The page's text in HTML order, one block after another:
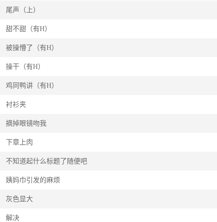
解决
灰色显大
姨妈巾引发的麻烦
不知道起什么标题了随便吧
下章上肉
摘掉眼镜吻我
衬衫夹
鸡同鸭讲（有H）
操干（有H）
被操懵了（有H）
甜不甜（有H）
尾声（上）